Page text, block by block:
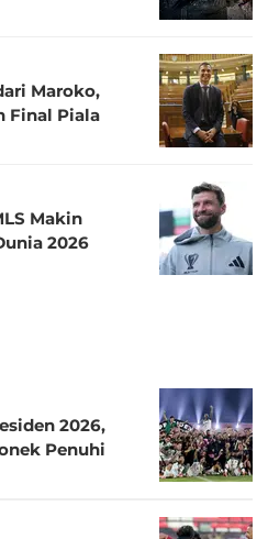
Maroko,
Final Piala
Makin
2026
2026,
Penuhi